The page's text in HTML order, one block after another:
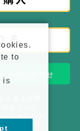
お問い合わせ
サイトマップ
to
is